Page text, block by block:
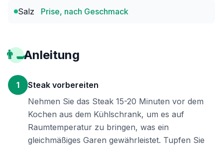
Salz Prise, nach Geschmack
👨‍🍳Anleitung
1
Steak vorbereiten
Nehmen Sie das Steak 15-20 Minuten vor dem
Kochen aus dem Kühlschrank, um es auf
Raumtemperatur zu bringen, was ein
gleichmäßiges Garen gewährleistet. Tupfen Sie